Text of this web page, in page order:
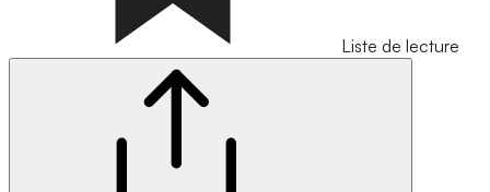
Liste de lecture